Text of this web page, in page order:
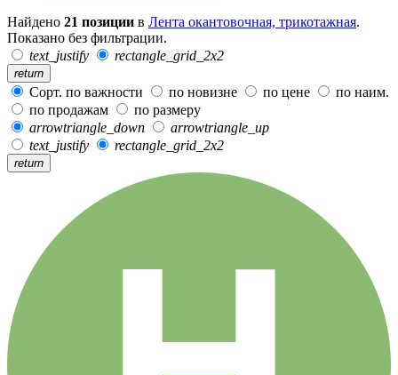
Найдено 21 позиции в Лента окантовочная, трикотажная.
Показано без фильтрации.
text_justify
rectangle_grid_2x2
return
Сорт. по важности по новизне по цене
по наим.
по продажам
по размеру
arrowtriangle_down
arrowtriangle_up
text_justify
rectangle_grid_2x2
return